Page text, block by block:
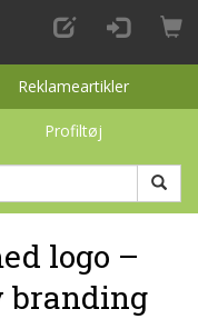
Reklameartikler
Profiltøj
logo –
branding